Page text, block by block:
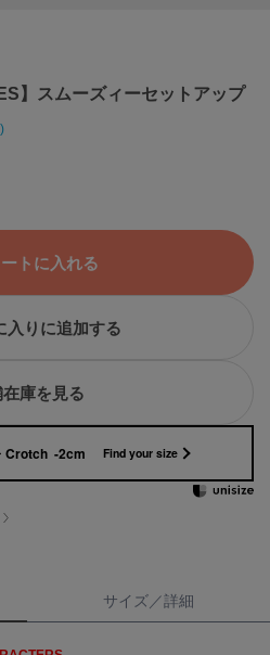
】スムーズィーセットアップ
トに入れる
入りに追加する
在庫を見る
Crotch -2cm Find your size
サイズ／詳細